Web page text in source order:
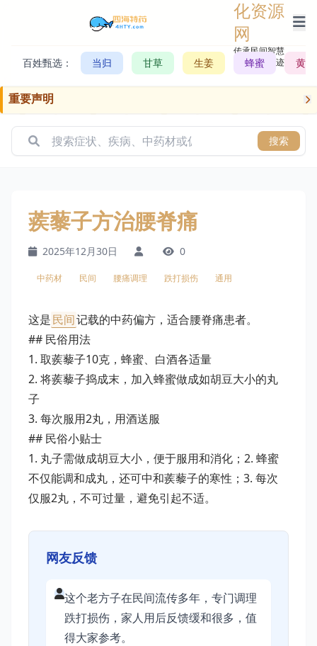
化资源
网
传承民间智慧，
记录历史轨迹
百姓甄选： 当归 甘草 生姜 蜂蜜 黄芪
重要声明
搜索
蒺藜子方治腰脊痛
2025年12月30日 0
中药材 民间 腰痛调理 跌打损伤 通用
这是民间记载的中药偏方，适合腰脊痛患者。
## 民俗用法
1. 取蒺藜子10克，蜂蜜、白酒各适量
2. 将蒺藜子捣成末，加入蜂蜜做成如胡豆大小的丸
子
3. 每次服用2丸，用酒送服
## 民俗小贴士
1. 丸子需做成胡豆大小，便于服用和消化；2. 蜂蜜
不仅能调和成丸，还可中和蒺藜子的寒性；3. 每次
仅服2丸，不可过量，避免引起不适。
网友反馈
这个老方子在民间流传多年，专门调理
跌打损伤，家人用后反馈缓和很多，值
得大家参考。